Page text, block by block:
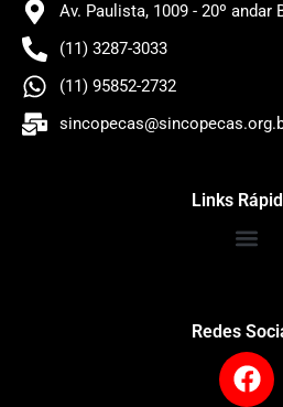
Av. Paulista, 1009 - 20º andar
(11) 3287-3033
(11) 95852-2732
Links
Redes